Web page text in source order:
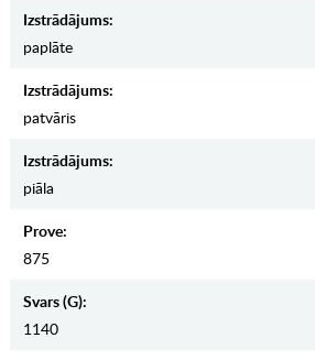
Izstrādājums:
paplāte
Izstrādājums:
patvāris
Izstrādājums:
piāla
Prove:
875
Svars (g):
1140